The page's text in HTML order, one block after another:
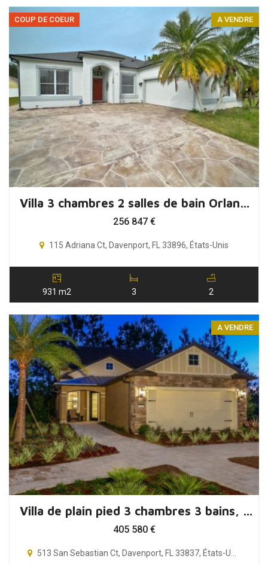
COUP DE COEUR A VENDRE
Villa 3 chambres 2 salles de bain Orlando, Floride – USA
256 847 €
115 Adriana Ct, Davenport, FL 33896, États-Unis
931 m2 3 2
A VENDRE
Villa de plain pied 3 chambres 3 bains, Orlando, Floride
405 580 €
513 San Sebastian Ct, Davenport, FL 33837, États-Unis